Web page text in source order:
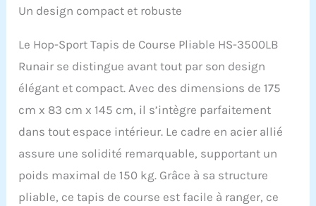
150 kg
de 0 à 15 % d'inclinaison.
Vous pouvez choisir
parmi 12 programmes
différents. La distance
parcourue, le temps, la
vitesse, la fréquence
cardiaque et les calories
brûlées sont affichés à
l'écran. La fonction FAT
détermine votre graisse
corporelle. MESURE
Un design compact et robuste
Le Hop-Sport Tapis de Course Pliable HS-3500LB
Runair se distingue avant tout par son design
élégant et compact. Avec des dimensions de 175
cm x 83 cm x 145 cm, il s’intègre parfaitement
dans tout espace intérieur. Le cadre en acier allié
assure une solidité remarquable, supportant un
poids maximal de 150 kg. Grâce à sa structure
pliable, ce tapis de course est facile à ranger, ce